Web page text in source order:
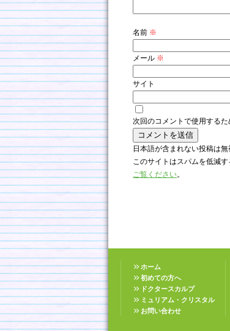
名前 ※
メール ※
サイト
次回のコメントで使用する
日本語が含まれない投稿は
このサイトはスパムを低減す
ご覧ください。
ホーム
初めての方へ
ドクタースカルプ
ミュリアム・クリスタル
お問い合わせ